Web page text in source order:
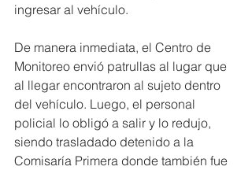
ingresar al vehículo.
De manera inmediata, el Centro de
Monitoreo envió patrullas al lugar que
al llegar encontraron al sujeto dentro
del vehículo. Luego, el personal
policial lo obligó a salir y lo redujo,
siendo trasladado detenido a la
Comisaría Primera donde también fue